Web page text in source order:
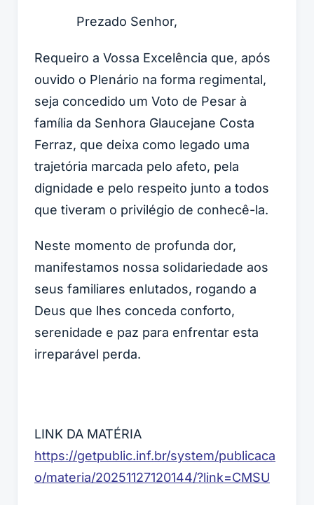
Prezado Senhor,
Requeiro a Vossa Excelência que, após
ouvido o Plenário na forma regimental,
seja concedido um Voto de Pesar à
família da Senhora Glaucejane Costa
Ferraz, que deixa como legado uma
trajetória marcada pelo afeto, pela
dignidade e pelo respeito junto a todos
que tiveram o privilégio de conhecê-la.
Neste momento de profunda dor,
manifestamos nossa solidariedade aos
seus familiares enlutados, rogando a
Deus que lhes conceda conforto,
serenidade e paz para enfrentar esta
irreparável perda.
LINK DA MATÉRIA
https://getpublic.inf.br/system/publicaca
o/materia/20251127120144/?link=CMSU